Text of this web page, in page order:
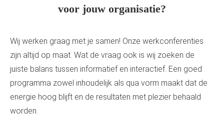
voor jouw organisatie?
Wij werken graag met je samen! Onze werkconferenties
zijn altijd op maat. Wat de vraag ook is wij zoeken de
juiste balans tussen informatief en interactief. Een goed
programma zowel inhoudelijk als qua vorm maakt dat de
energie hoog blijft en de resultaten met plezier behaald
worden.